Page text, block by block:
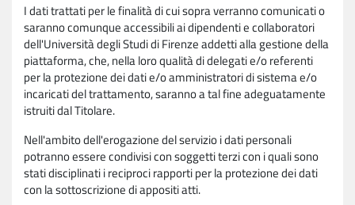
I dati trattati per le finalità di cui sopra verranno comunicati o
saranno comunque accessibili ai dipendenti e collaboratori
dell'Università degli Studi di Firenze addetti alla gestione della
piattaforma, che, nella loro qualità di delegati e/o referenti
per la protezione dei dati e/o amministratori di sistema e/o
incaricati del trattamento, saranno a tal fine adeguatamente
istruiti dal Titolare.
Nell'ambito dell'erogazione del servizio i dati personali
potranno essere condivisi con soggetti terzi con i quali sono
stati disciplinati i reciproci rapporti per la protezione dei dati
con la sottoscrizione di appositi atti.